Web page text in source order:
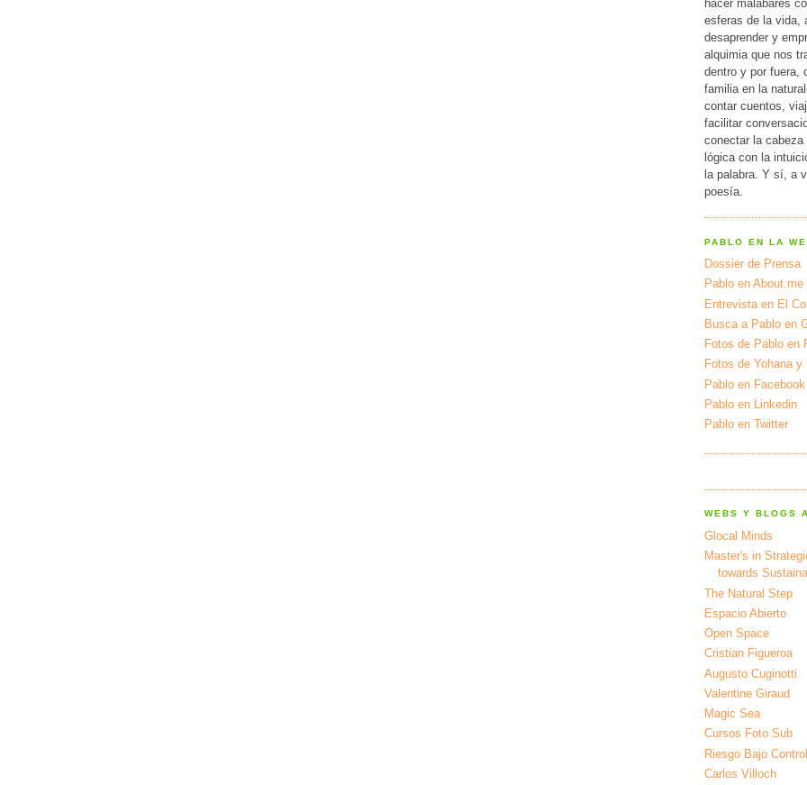
hacer malabares
esferas de la vida,
desaprender y
alquimia que nos
dentro y por fuera,
familia en la
contar cuentos,
facilitar
conectar la
lógica con la
la palabra. Y sí, a
poesía.
PABLO EN LA
Dossier de Prensa
Pablo en About.me
Entrevista en El
Busca a Pablo en
Fotos de Pablo en
Fotos de Yohana y
Pablo en Facebook
Pablo en Linkedin
Pablo en Twitter
WEBS Y BLOGS
Glocal Minds
Master's in
towards
The Natural Step
Espacio Abierto
Open Space
Cristian Figueroa
Augusto Cuginotti
Valentine Giraud
Magic Sea
Cursos Foto Sub
Riesgo Bajo Control
Carlos Villoch